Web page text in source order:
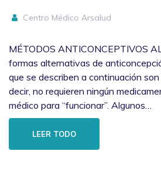
Centro Médico Arsalud
MÉTODOS ANTICONCEPTIVOS
formas alternativas de
que se describen a continuación
decir, no requieren ningún
médico para “funcionar”. Algunos…
LEER TODO